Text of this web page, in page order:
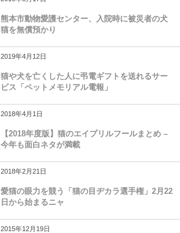
熊本市動物愛護センター、入院時に被災者の犬
猫を無償預かり
2019年4月12日
猫や犬を亡くした人に弔電ギフトを送れるサー
ビス「ペットメモリアル電報」
2018年4月1日
【2018年度版】猫のエイプリルフールまとめ –
今年も面白ネタが満載
2018年2月21日
愛猫の眼力を競う「猫の目ヂカラ選手権」2月22
日から始まるニャ
2015年12月19日